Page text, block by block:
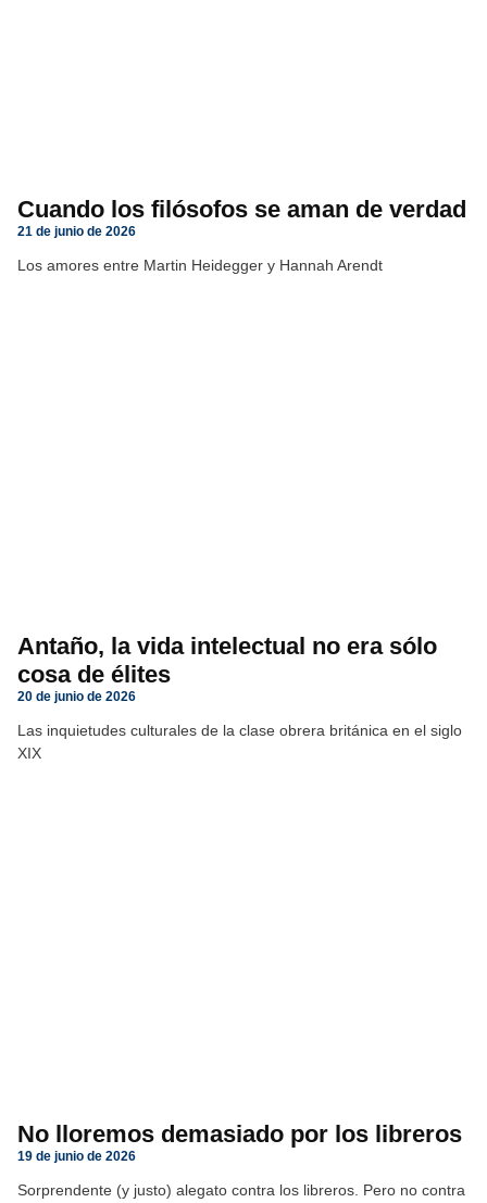
Cuando los filósofos se aman de verdad
21 de junio de 2026
Los amores entre Martin Heidegger y Hannah Arendt
Antaño, la vida intelectual no era sólo
cosa de élites
20 de junio de 2026
Las inquietudes culturales de la clase obrera británica en el siglo
XIX
No lloremos demasiado por los libreros
19 de junio de 2026
Sorprendente (y justo) alegato contra los libreros. Pero no contra